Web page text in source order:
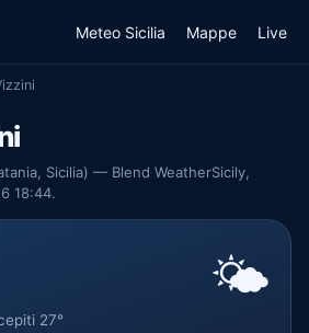
Meteo Sicilia Mappe Live
Sicilia) — Blend WeatherSicily,
18:44.
27°
🌤️